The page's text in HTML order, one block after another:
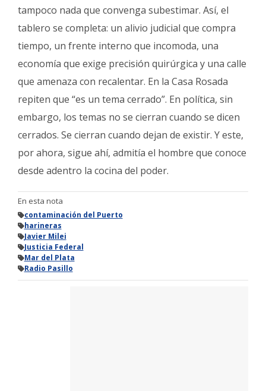
tampoco nada que convenga subestimar. Así, el
tablero se completa: un alivio judicial que compra
tiempo, un frente interno que incomoda, una
economía que exige precisión quirúrgica y una calle
que amenaza con recalentar. En la Casa Rosada
repiten que “es un tema cerrado”. En política, sin
embargo, los temas no se cierran cuando se dicen
cerrados. Se cierran cuando dejan de existir. Y este,
por ahora, sigue ahí, admitía el hombre que conoce
desde adentro la cocina del poder.
En esta nota
contaminación del Puerto
harineras
Javier Milei
Justicia Federal
Mar del Plata
Radio Pasillo